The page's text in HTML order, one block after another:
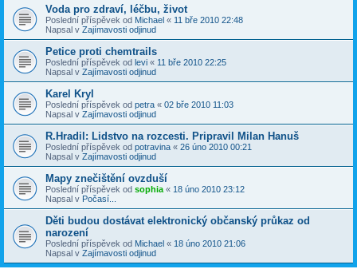
Voda pro zdraví, léčbu, život
Poslední příspěvek od Michael « 11 bře 2010 22:48
Napsal v Zajímavosti odjinud
Petice proti chemtrails
Poslední příspěvek od levi « 11 bře 2010 22:25
Napsal v Zajímavosti odjinud
Karel Kryl
Poslední příspěvek od petra « 02 bře 2010 11:03
Napsal v Zajímavosti odjinud
R.Hradil: Lidstvo na rozcesti. Pripravil Milan Hanuš
Poslední příspěvek od potravina « 26 úno 2010 00:21
Napsal v Zajímavosti odjinud
Mapy znečištění ovzduší
Poslední příspěvek od sophia « 18 úno 2010 23:12
Napsal v Počasí...
Děti budou dostávat elektronický občanský průkaz od
narození
Poslední příspěvek od Michael « 18 úno 2010 21:06
Napsal v Zajímavosti odjinud